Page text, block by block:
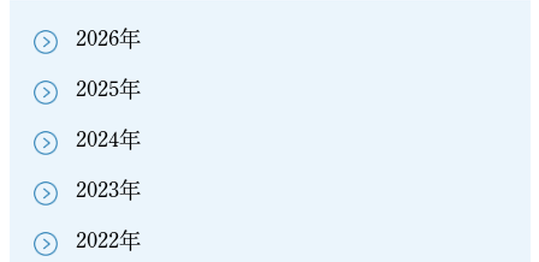
2026年
2025年
2024年
2023年
2022年